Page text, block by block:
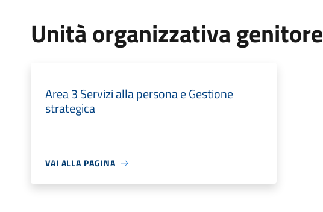
Unità organizzativa genitore
Area 3 Servizi alla persona e Gestione
strategica
VAI ALLA PAGINA